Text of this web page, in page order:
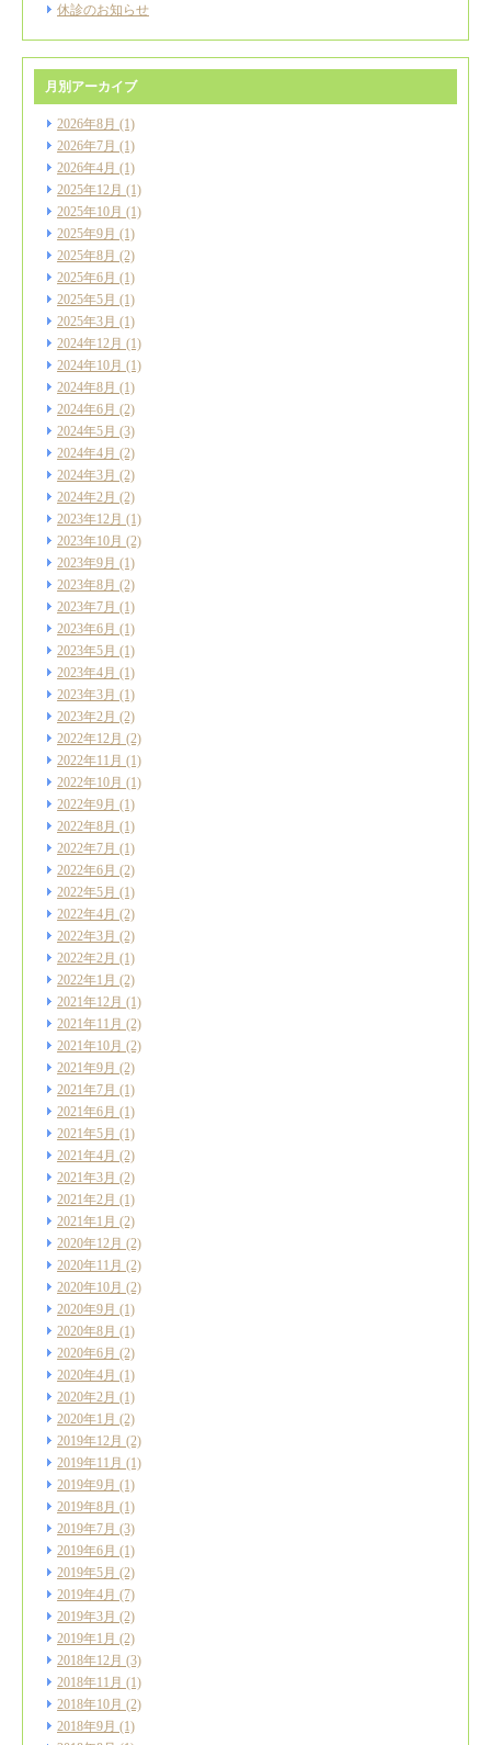
休診のお知らせ
月別アーカイブ
2026年8月 (1)
2026年7月 (1)
2026年4月 (1)
2025年12月 (1)
2025年10月 (1)
2025年9月 (1)
2025年8月 (2)
2025年6月 (1)
2025年5月 (1)
2025年3月 (1)
2024年12月 (1)
2024年10月 (1)
2024年8月 (1)
2024年6月 (2)
2024年5月 (3)
2024年4月 (2)
2024年3月 (2)
2024年2月 (2)
2023年12月 (1)
2023年10月 (2)
2023年9月 (1)
2023年8月 (2)
2023年7月 (1)
2023年6月 (1)
2023年5月 (1)
2023年4月 (1)
2023年3月 (1)
2023年2月 (2)
2022年12月 (2)
2022年11月 (1)
2022年10月 (1)
2022年9月 (1)
2022年8月 (1)
2022年7月 (1)
2022年6月 (2)
2022年5月 (1)
2022年4月 (2)
2022年3月 (2)
2022年2月 (1)
2022年1月 (2)
2021年12月 (1)
2021年11月 (2)
2021年10月 (2)
2021年9月 (2)
2021年7月 (1)
2021年6月 (1)
2021年5月 (1)
2021年4月 (2)
2021年3月 (2)
2021年2月 (1)
2021年1月 (2)
2020年12月 (2)
2020年11月 (2)
2020年10月 (2)
2020年9月 (1)
2020年8月 (1)
2020年6月 (2)
2020年4月 (1)
2020年2月 (1)
2020年1月 (2)
2019年12月 (2)
2019年11月 (1)
2019年9月 (1)
2019年8月 (1)
2019年7月 (3)
2019年6月 (1)
2019年5月 (2)
2019年4月 (7)
2019年3月 (2)
2019年1月 (2)
2018年12月 (3)
2018年11月 (1)
2018年10月 (2)
2018年9月 (1)